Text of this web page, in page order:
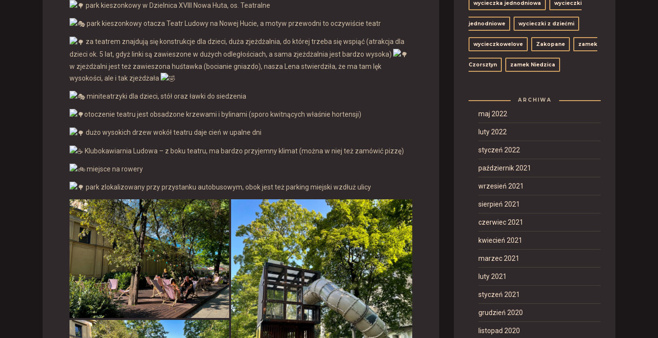
park kieszonkowy w Dzielnica XVIII Nowa Huta, os. Teatralne
park kieszonkowy otacza Teatr Ludowy na Nowej Hucie, a motyw przewodni to oczywiście teatr
za teatrem znajdują się konstrukcje dla dzieci, duża zjeżdżalnia, do której trzeba się wspiąć (atrakcja dla
dzieci ok. 5 lat, gdyż linki są zawieszone w dużych odległościach, a sama zjeżdżalnia jest bardzo wysoka)
w zjeżdżalni jest też zawieszona huśtawka (bocianie gniazdo), nasza Lena stwierdziła, że ma tam lęk
wysokości, ale i tak zjeżdżała
miniteatrzyki dla dzieci, stół oraz ławki do siedzenia
otoczenie teatru jest obsadzone krzewami i bylinami (sporo kwitnących właśnie hortensji)
dużo wysokich drzew wokół teatru daje cień w upalne dni
Klubokawiarnia Ludowa – z boku teatru, ma bardzo przyjemny klimat (można w niej też zamówić pizzę)
miejsce na rowery
park zlokalizowany przy przystanku autobusowym, obok jest też parking miejski wzdłuż ulicy
wycieczka jednodniowa wycieczki
jednodniowe wycieczki z dziećmi
wycieczkowelove Zakopane zamek
Czorsztyn zamek Niedzica
ARCHIWA
maj 2022
luty 2022
styczeń 2022
październik 2021
wrzesień 2021
sierpień 2021
czerwiec 2021
kwiecień 2021
marzec 2021
luty 2021
styczeń 2021
grudzień 2020
listopad 2020